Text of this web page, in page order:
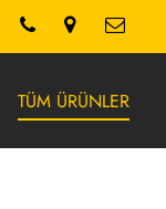
TÜM ÜRÜNLER